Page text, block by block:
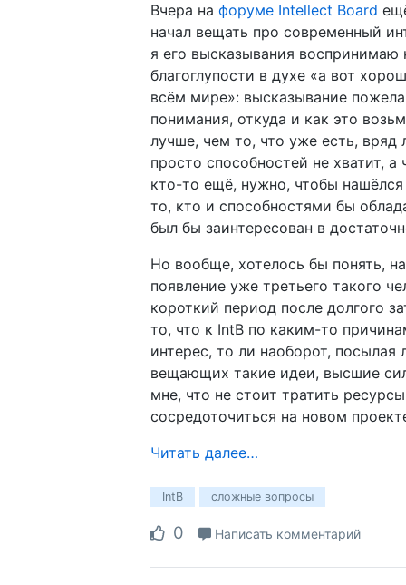
Вчера на форуме Intellect Board
начал вещать про современный
я его высказывания воспринимаю
благоглупости в духе «а вот
всём мире»: высказывание
понимания, откуда и как это
лучше, чем то, что уже есть,
просто способностей не хватит, а
кто-то ещё, нужно, чтобы
то, кто и способностями бы
был бы заинтересован в
Но вообще, хотелось бы понять,
появление уже третьего такого
короткий период после долгого
то, что к IntB по каким-то
интерес, то ли наоборот, посылая
вещающих такие идеи, высшие
мне, что не стоит тратить
сосредоточиться на новом
Читать далее…
IntB сложные вопросы
0 Написать комментарий